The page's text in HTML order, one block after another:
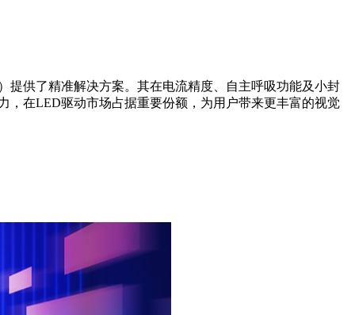
提供了精准解决方案。其在电流精度、自主呼吸功能及小封
，在LED驱动市场占据重要份额，为用户带来更丰富的视觉